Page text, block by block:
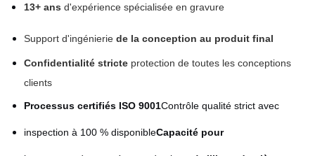
13+ ans d'expérience spécialisée en gravure
Support d'ingénierie de la conception au produit final
Confidentialité stricte protection de toutes les conceptions
clients
Processus certifiés ISO 9001Contrôle qualité strict avec
inspection à 100 % disponibleCapacité pour